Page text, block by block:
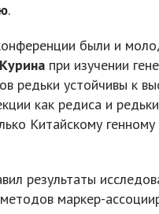
.
были и
Курина при изучении
редьки устойчивы к
как редиса и
Китайскому
результаты
маркер-